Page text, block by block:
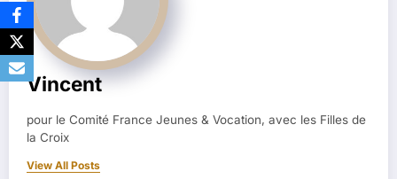
Vincent
pour le Comité France Jeunes & Vocation, avec les Filles de
la Croix
View All Posts